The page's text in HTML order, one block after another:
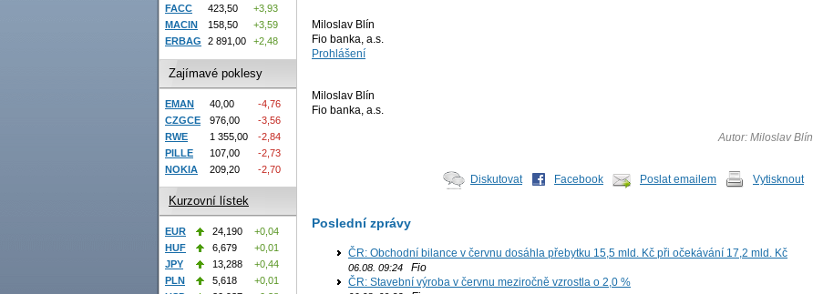
Miloslav Blín
Fio banka, a.s.
Prohlášení
Miloslav Blín
Fio banka, a.s.
Autor: Miloslav Blín
Diskutovat Facebook Poslat emailem Vytisknout
Poslední zprávy
ČR: Obchodní bilance v červnu dosáhla přebytku 15,5 mld. Kč při očekávání 17,2 mld. Kč
06.08. 09:24 Fio
ČR: Stavební výroba v červnu meziročně vzrostla o 2,0 %
FACC
423,50
+3,93
MACIN
158,50
+3,59
ERBAG
2 891,00 +2,48
Zajímavé poklesy
EMAN 40,00
-4,76
CZGCE
976,00
-3,56
RWE
1 355,00
-2,84
PILLE
107,00
-2,73
NOKIA
209,20 -2,70
Kurzovní lístek
EUR 24,190
+0,04
HUF
6,679
+0,01
JPY
13,288
+0,44
PLN
5,618
+0,01